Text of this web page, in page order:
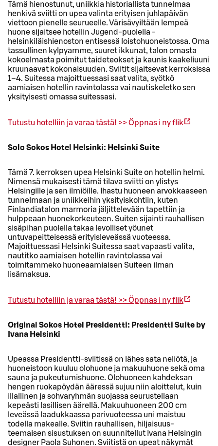
Tämä hienostunut, uniikkia historiallista tunnelmaa
henkivä sviitti on upea valinta erityisen juhlapäivän
viettoon pienelle seurueelle. Värisävyiltään lempeä
huone sijaitsee hotellin Jugend-puolella -
helsinkiläishienoston entisessä loistohuoneistossa. Oma
tassullinen kylpyamme, suuret ikkunat, talon omasta
kokoelmasta poimitut taideteokset ja kaunis kaakeliuuni
kruunaavat kokonaisuuden. Sviitit sijaitsevat kerroksissa
1–4. Suitessa majoittuessasi saat valita, syötkö
aamiaisen hotellin ravintolassa vai nautiskeletko sen
yksityisesti omassa suitessasi.
Tutustu hotelliin ja varaa tästä! >>Öppnas i ny flik
Solo Sokos Hotel Helsinki: Helsinki Suite
Tämä 7. kerroksen upea Helsinki Suite on hotellin helmi.
Nimensä mukaisesti tämä tilava sviitti on ylistys
Helsingille ja sen ilmiöille. Ihastu huoneen arvokkaaseen
tunnelmaan ja uniikkeihin yksityiskohtiin, kuten
Finlandiatalon marmoria jäljittelevään tapettiin ja
hulppeaan huonekorkeuteen. Suiten sijainti rauhallisen
sisäpihan puolella takaa levolliset yöunet
untuvapeitteisessä erityisleveässä vuoteessa.
Majoittuessasi Helsinki Suitessa saat vapaasti valita,
nautitko aamiaisen hotellin ravintolassa vai
toimitammeko huoneaamiaisen Suiteen ilman
lisämaksua.
Tutustu hotelliin ja varaa tästä! >>Öppnas i ny flik
Original Sokos Hotel Presidentti: Presidentti Suite by
Ivana Helsinki
Upeassa Presidentti-sviitissä on lähes sata neliötä, ja
huoneistoon kuuluu olohuone ja makuuhuone sekä oma
sauna ja pukeutumishuone. Olohuoneen kahdeksan
hengen ruokapöydän ääressä sujuu niin aloittelut, kuin
illallinen ja sohvaryhmän suojassa seurustellaan
kepeästi lasillisen äärellä. Makuuhuoneen 200 cm
leveässä laadukkaassa parivuoteessa uni maistuu
todella makealle. Sviitin rauhallisen, hiljaisuus-
teemaisen sisustuksen on suunnitellut Ivana Helsingin
designer Paola Suhonen. Sviitistä on upeat näkymät